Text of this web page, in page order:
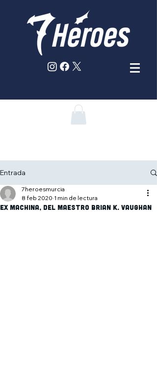
Entrada
Ex Machina, del maestro Brian K. Vaughan
7heroesmurcia
8 feb 2020 1 min de lectura